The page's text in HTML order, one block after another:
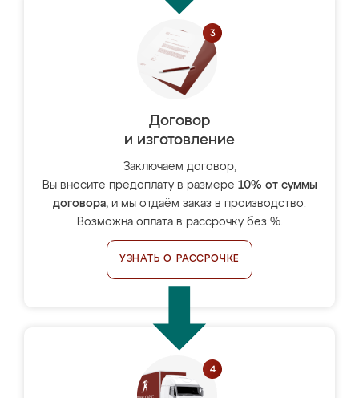
Договор
и изготовление
Заключаем договор,
Вы вносите предоплату в размере 10% от суммы
договора, и мы отдаём заказ в производство.
Возможна оплата в рассрочку без %.
УЗНАТЬ О РАССРОЧКЕ